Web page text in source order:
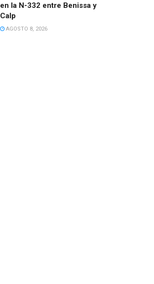
en la N-332 entre Benissa y
Calp
AGOSTO 8, 2026